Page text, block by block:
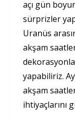
açı gün
sürprizler
Uranüs
akşam
yapabiliriz.
akşam
ihtiyaçlarını